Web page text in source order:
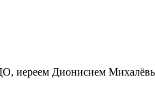
иереем Дионисием